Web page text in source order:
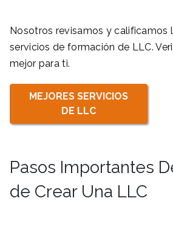
Nosotros revisamos y calificamos
servicios de formación de LLC.
mejor para ti.
MEJORES SERVICIOS
DE LLC
Pasos Importantes
de Crear Una LLC